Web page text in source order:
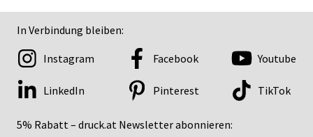
In Verbindung bleiben:
5% Rabatt – druck.at Newsletter abonnieren:
Instagram Facebook Youtube
LinkedIn Pinterest TikTok